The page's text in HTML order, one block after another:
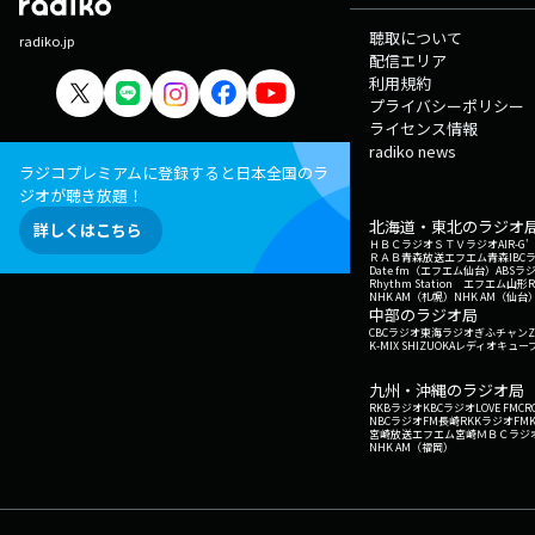
radiko.jp
ラジコプレミアムに登録すると日本全国のラ
ジオが聴き放題！
詳しくはこちら
聴取について
配信エリア
利用規約
プライバシーポリシー
ライセンス情報
radiko news
北海道・東北のラジオ
ＨＢＣラジオＳＴＶラジオAIR-G'
ＲＡＢ青森放送エフエム青森IBC
Date fm（エフエム仙台） ABSラ
Rhythm Station エフエム山形
NHK AM（札幌） NHK AM（仙台
中部のラジオ局
CBCラジオ東海ラジオぎふチャン
K-MIX SHIZUOKAレディオキュー
九州・沖縄のラジオ局
RKBラジオKBCラジオLOVE FM
NBCラジオFM長崎RKKラジオ
宮崎放送エフエム宮崎ＭＢＣラジ
NHK AM（福岡）